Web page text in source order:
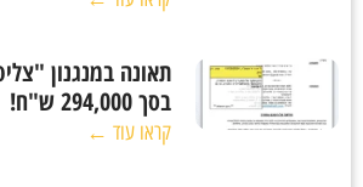
תאונה במנגנון
בסך 294,000 ש"ח!
קראו עוד ←